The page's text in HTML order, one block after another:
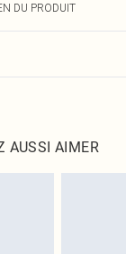
DU PRODUIT
se produire.
article.
ne pouvons pas
AUSSI AIMER